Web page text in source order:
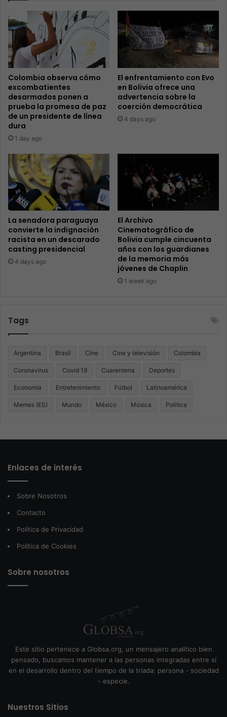
Colombia observa cómo
excombatientes
desarmados ponen a
prueba la promesa de paz
de un presidente de línea
dura
1 day ago
El enfrentamiento con Evo
en Bolivia ofrece una
advertencia sobre la
coerción democrática
4 days ago
La senadora paraguaya
convierte la indignación
racista en un descarado
casting presidencial
4 days ago
El Archivo
Cinematográfico de
Bolivia cumple cincuenta
años con los guardianes
de la memoria más
jóvenes de Chaplin
1 week ago
Tags
Argentina Brasil Cine Cine y televisión Colombia
Coronavirus Covid 19 Cuarentena Deportes
Economía Entretenimiento Fútbol Latinoamérica
Memes (ES) Mundo México Música Politica
Enlaces de interés
Sobre Nosotros
Contacto
Política de Privacidad
Política de Cookies
Sobre nosotros
Este sitio pertenece a Globsa.org, un mensajero analítico bien
pensado, buscamos mantener a las personas integradas entre sí
en el desarrollo dentro del tiempo de la tríada: persona - sociedad
- especie.
Nuestros Sitios